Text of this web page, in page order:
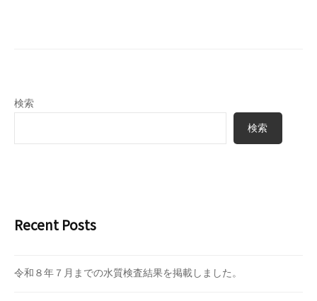
検索
検索
Recent Posts
令和８年７月までの水質検査結果を掲載しました。